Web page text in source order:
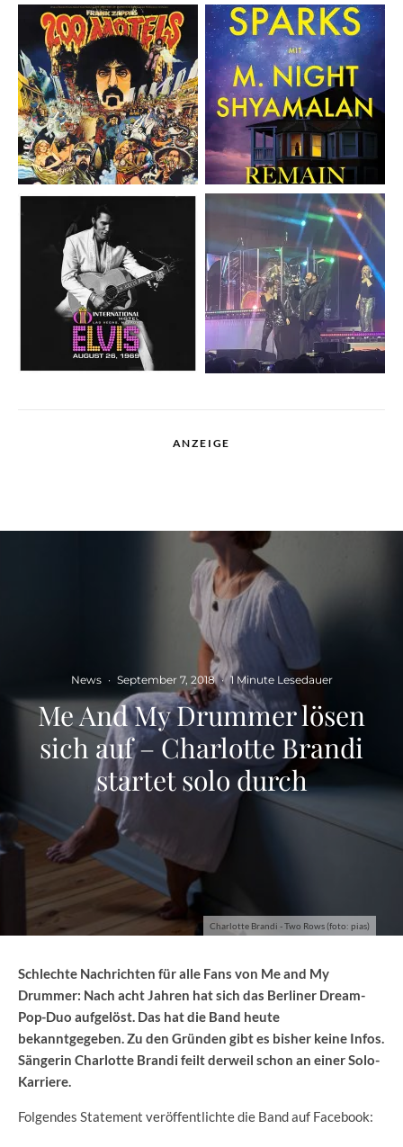
ANZEIGE
Charlotte Brandi - Two Rows (foto: pias)
News · September 7, 2018 · 1 Minute Lesedauer
Me And My Drummer lösen
sich auf – Charlotte Brandi
startet solo durch
Schlechte Nachrichten für alle Fans von Me and My
Drummer: Nach acht Jahren hat sich das Berliner Dream-
Pop-Duo aufgelöst. Das hat die Band heute
bekanntgegeben. Zu den Gründen gibt es bisher keine Infos.
Sängerin Charlotte Brandi feilt derweil schon an einer Solo-
Karriere.
Folgendes Statement veröffentlichte die Band auf Facebook: